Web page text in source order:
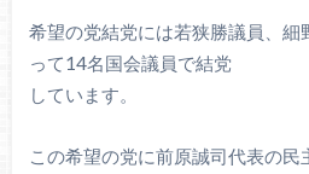
希望の党結党には若狭勝議員、細
って14名国会議員で結党
しています。
この希望の党に前原誠司代表の